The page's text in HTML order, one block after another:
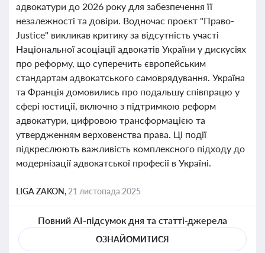
адвокатури до 2026 року для забезпечення її
незалежності та довіри. Водночас проєкт "Право-
Justice" викликав критику за відсутність участі
Національної асоціації адвокатів України у дискусіях
про реформу, що суперечить європейським
стандартам адвокатського самоврядування. Україна
та Франція домовились про подальшу співпрацю у
сфері юстиції, включно з підтримкою реформ
адвокатури, цифровою трансформацією та
утвердженням верховенства права. Ці події
підкреслюють важливість комплексного підходу до
модернізації адвокатської професії в Україні.
LIGA ZAKON, 21 листопада 2025
Повний AI-підсумок дня та статті-джерела
ОЗНАЙОМИТИСЯ